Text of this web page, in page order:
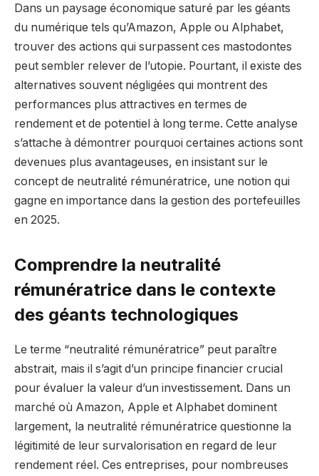
Dans un paysage économique saturé par les géants
du numérique tels qu’Amazon, Apple ou Alphabet,
trouver des actions qui surpassent ces mastodontes
peut sembler relever de l’utopie. Pourtant, il existe des
alternatives souvent négligées qui montrent des
performances plus attractives en termes de
rendement et de potentiel à long terme. Cette analyse
s’attache à démontrer pourquoi certaines actions sont
devenues plus avantageuses, en insistant sur le
concept de neutralité rémunératrice, une notion qui
gagne en importance dans la gestion des portefeuilles
en 2025.
Comprendre la neutralité
rémunératrice dans le contexte
des géants technologiques
Le terme “neutralité rémunératrice” peut paraître
abstrait, mais il s’agit d’un principe financier crucial
pour évaluer la valeur d’un investissement. Dans un
marché où Amazon, Apple et Alphabet dominent
largement, la neutralité rémunératrice questionne la
légitimité de leur survalorisation en regard de leur
rendement réel. Ces entreprises, pour nombreuses